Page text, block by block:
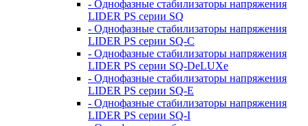
- Однофазные стабилизаторы напряжения
LIDER PS серии SQ
- Однофазные стабилизаторы напряжения
LIDER PS серии SQ-C
- Однофазные стабилизаторы напряжения
LIDER PS серии SQ-DeLUXe
- Однофазные стабилизаторы напряжения
LIDER PS серии SQ-E
- Однофазные стабилизаторы напряжения
LIDER PS серии SQ-I